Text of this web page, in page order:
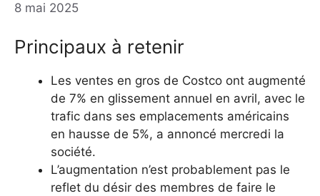
8 mai 2025
Principaux à retenir
Les ventes en gros de Costco ont augmenté
de 7% en glissement annuel en avril, avec le
trafic dans ses emplacements américains
en hausse de 5%, a annoncé mercredi la
société.
L’augmentation n’est probablement pas le
reflet du désir des membres de faire le